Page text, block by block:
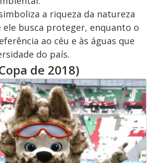
a riqueza da natureza
ele busca proteger, enquanto o
ao céu e às águas que
do país.
de 2018)